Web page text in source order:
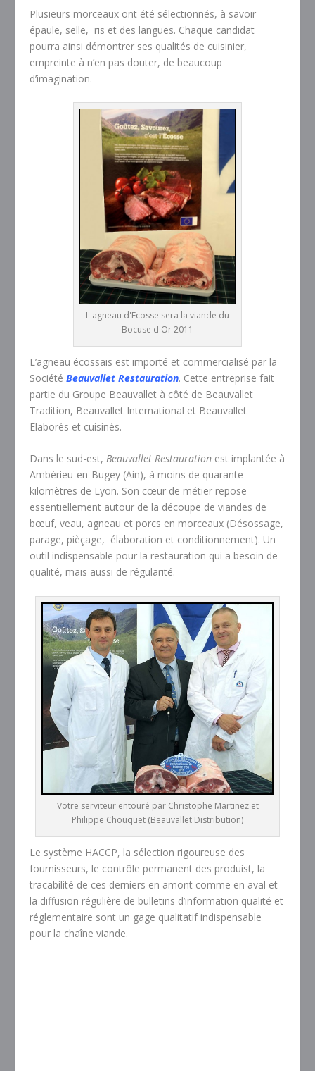
Plusieurs morceaux ont été sélectionnés, à savoir
épaule, selle, ris et des langues. Chaque candidat
pourra ainsi démontrer ses qualités de cuisinier,
empreinte à n’en pas douter, de beaucoup
d’imagination.
L'agneau d'Ecosse sera la viande du
Bocuse d'Or 2011
L’agneau écossais est importé et commercialisé par la
SociétéBeauvallet Restauration. Cette entreprise fait
partie du Groupe Beauvallet à côté de Beauvallet
Tradition, Beauvallet International et Beauvallet
Elaborés et cuisinés.
Dans le sud-est,Beauvallet Restauration est implantée à
Ambérieu-en-Bugey (Ain), à moins de quarante
kilomètres de Lyon. Son cœur de métier repose
essentiellement autour de la découpe de viandes de
bœuf, veau, agneau et porcs en morceaux (Désossage,
parage, pièçage, élaboration et conditionnement). Un
outil indispensable pour la restauration qui a besoin de
qualité, mais aussi de régularité.
Votre serviteur entouré par Christophe Martinez et
Philippe Chouquet (Beauvallet Distribution)
Le système HACCP, la sélection rigoureuse des
fournisseurs, le contrôle permanent des produist, la
tracabilité de ces derniers en amont comme en aval et
la diffusion régulière de bulletins d’information qualité et
réglementaire sont un gage qualitatif indispensable
pour la chaîne viande.